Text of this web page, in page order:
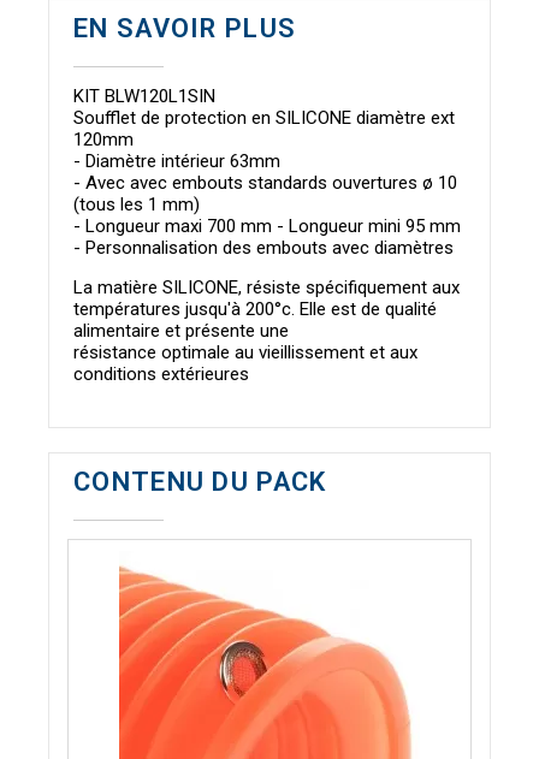
EN SAVOIR PLUS
KIT BLW120L1SIN
Soufflet de protection en SILICONE diamètre ext
120mm
- Diamètre intérieur 63mm
- Avec avec embouts standards ouvertures ø 10
(tous les 1 mm)
- Longueur maxi 700 mm - Longueur mini 95 mm
- Personnalisation des embouts avec diamètres
La matière SILICONE, résiste spécifiquement aux
températures jusqu'à 200°c. Elle est de qualité
alimentaire et présente une
résistance optimale au vieillissement et aux
conditions extérieures
CONTENU DU PACK